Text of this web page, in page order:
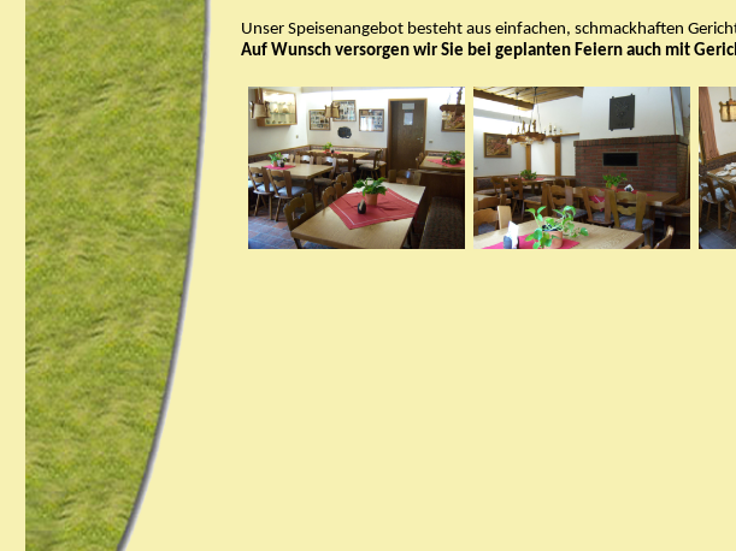
Unser Speisenangebot besteht aus einfachen, schmackhaften
Auf Wunsch versorgen wir Sie bei geplanten Feiern auch mit